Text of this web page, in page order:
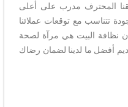
المحترف مدرب على أعلى
تتناسب مع توقعات عملائنا
نظافة البيت هي مرآة لصحة
أفضل ما لدينا لضمان رضاك